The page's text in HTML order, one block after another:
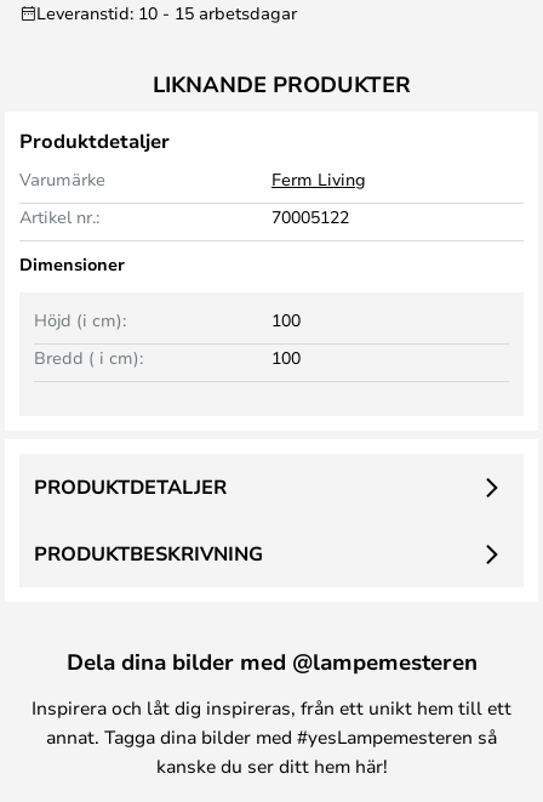
Leveranstid: 10 - 15 arbetsdagar
LIKNANDE PRODUKTER
Produktdetaljer
Varumärke
Ferm Living
Artikel nr.:
70005122
Dimensioner
Bredd ( i cm): 100
Höjd (i cm): 100
PRODUKTBESKRIVNING
PRODUKTDETALJER
Dela dina bilder med @lampemesteren
Inspirera och låt dig inspireras, från ett unikt hem till ett
annat. Tagga dina bilder med #yesLampemesteren så
kanske du ser ditt hem här!